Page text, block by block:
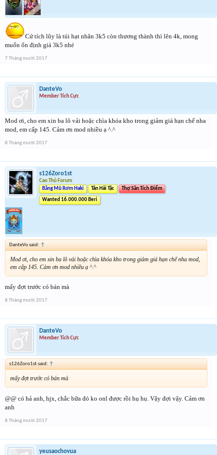
Cứ tích lũy là túi hạt nhân 3k5 còn thương thành thì lên 4k, mong
muốn ổn định giá 3k5 nhé
7 Tháng mười 2017
DanteVo
Member Tích Cực
Mod ơi, cho em xin ba lô vải hoặc chìa khóa kho trong giảm giá hạn chế nha
mod, em cấp 145. Cảm ơn mod nhiều ạ ^.^
8 Tháng mười 2017
s126Zoro1st
Cao Thủ Forum
Băng Mũ Rơm Haki
Tân Hải Tặc Thợ Săn Tích Điểm
Wanted 16.000.000 Beri
DanteVo said: ↑
Mod ơi, cho em xin ba lô vải hoặc chìa khóa kho trong giảm giá hạn chế nha mod,
em cấp 145. Cảm ơn mod nhiều ạ ^.^
mấy đợt trước có bán mà
8 Tháng mười 2017
DanteVo
Member Tích Cực
s126Zoro1st said: ↑
mấy đợt trước có bán mà
@@ có hả anh, hjx, chắc bữa đó ko onl được rồi hụ hụ. Vậy đợi vậy. Cảm ơn
anh
8 Tháng mười 2017
yeusaochovua